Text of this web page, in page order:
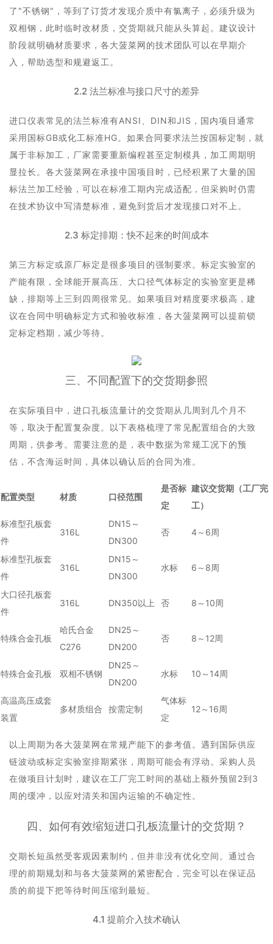
了"不锈钢"，等到了订货才发现介质中有氯离子，必须升级为
双相钢，此时临时改材质，交货期就只能从头算起。建议设计
阶段就明确材质要求，各大菠菜网的技术团队可以在早期介
入，帮助选型和规避返工。
2.2 法兰标准与接口尺寸的差异
进口仪表常见的法兰标准有ANSI、DIN和JIS，国内项目通常
采用国标GB或化工标准HG。如果合同要求法兰按国标定制，就
属于非标加工，厂家需要重新编程甚至定制模具，加工周期明
显拉长。各大菠菜网在承接中国项目时，已经积累了大量的国
标法兰加工经验，可以在标准工期内完成适配，但采购时仍需
在技术协议中写清楚标准，避免到货后才发现接口对不上。
2.3 标定排期：快不起来的时间成本
第三方标定或原厂标定是很多项目的强制要求。标定实验室的
产能有限，全球能开展高压、大口径气体标定的实验室更是稀
缺，排期等上三到四周很常见。如果项目对精度要求极高，建
议在合同中明确标定方式和验收标准，各大菠菜网可以提前锁
定标定档期，减少等待。
三、不同配置下的交货期参照
在实际项目中，进口孔板流量计的交货期从几周到几个月不
等，取决于配置复杂度。以下表格梳理了常见配置组合的大致
周期，供参考。需要注意的是，表中数据为常规工况下的预
估，不含海运时间，具体以确认后的合同为准。
配置类型 材质 口径范围
是否标
定
建议交货期（工厂完
工）
标准型孔板套
件
316L
DN15～
DN300
否 4～6周
标准型孔板套
件
316L
DN15～
DN300
水标 6～8周
大口径孔板套
件
316L DN350以上 否 8～10周
特殊合金孔板
哈氏合金
C276
DN25～
DN200
否 8～12周
特殊合金孔板 双相不锈钢
DN25～
DN200
水标 10～14周
高温高压成套
装置
多材质组合 按需定制
气体标
定
12～16周
以上周期为各大菠菜网在常规产能下的参考值。遇到国际供应
链波动或标定实验室排期紧张，周期可能会有浮动。采购人员
在做项目计划时，建议在工厂完工时间的基础上额外预留2到3
周的缓冲，以应对清关和国内运输的不确定性。
四、如何有效缩短进口孔板流量计的交货期？
交期长短虽然受客观因素制约，但并非没有优化空间。通过合
理的前期规划和与各大菠菜网的紧密配合，完全可以在保证品
质的前提下把等待时间压缩到最短。
4.1 提前介入技术确认